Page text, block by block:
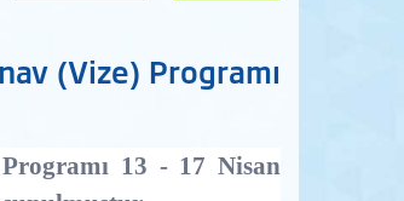
(Vize) Programı
13 - 17 Nisan